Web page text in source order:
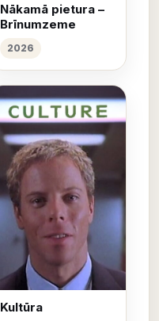
Nākamā pietura –
Brīnumzeme
2026
Kultūra